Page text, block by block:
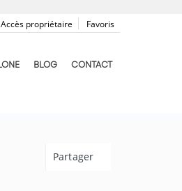
Favoris
Accès propriétaire
BLOG CONTACT
Partager